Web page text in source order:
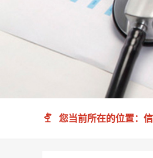
 您当前所在的位置：